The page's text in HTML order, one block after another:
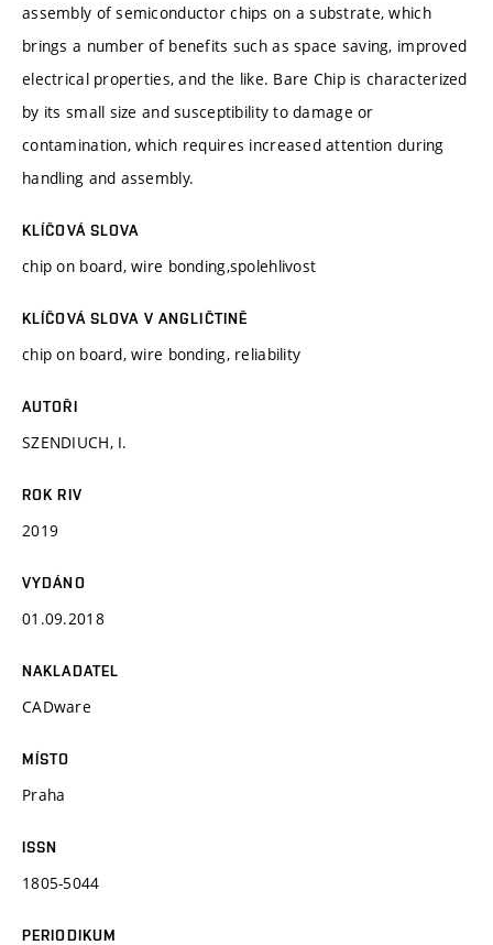
assembly of semiconductor chips on a substrate, which
brings a number of benefits such as space saving, improved
electrical properties, and the like. Bare Chip is characterized
by its small size and susceptibility to damage or
contamination, which requires increased attention during
handling and assembly.
KLÍČOVÁ SLOVA
chip on board, wire bonding,spolehlivost
KLÍČOVÁ SLOVA V ANGLIČTINĚ
chip on board, wire bonding, reliability
AUTOŘI
SZENDIUCH, I.
ROK RIV
2019
VYDÁNO
01.09.2018
NAKLADATEL
CADware
MÍSTO
Praha
ISSN
1805-5044
PERIODIKUM